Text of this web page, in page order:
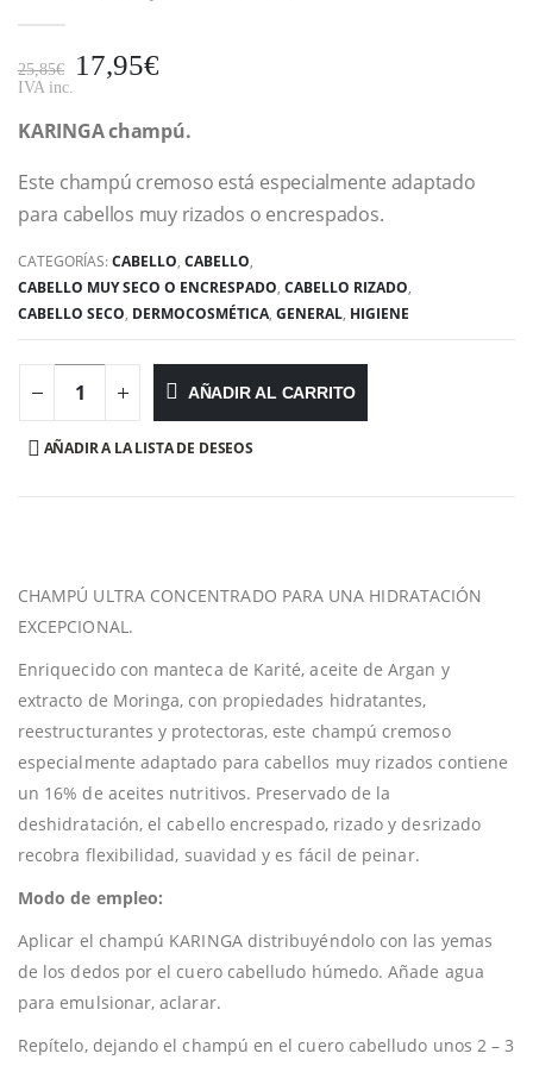
25,85€ 17,95€
IVA inc.
KARINGA champú.
Este champú cremoso está especialmente adaptado
para cabellos muy rizados o encrespados.
CATEGORÍAS:CABELLO, CABELLO,
CABELLO MUY SECO O ENCRESPADO, CABELLO RIZADO,
CABELLO SECO, DERMOCOSMÉTICA, GENERAL, HIGIENE
AÑADIR AL CARRITO
AÑADIR A LA LISTA DE DESEOS
CHAMPÚ ULTRA CONCENTRADO PARA UNA HIDRATACIÓN
EXCEPCIONAL.
Enriquecido con manteca de Karité, aceite de Argan y
extracto de Moringa, con propiedades hidratantes,
reestructurantes y protectoras, este champú cremoso
especialmente adaptado para cabellos muy rizados contiene
un 16% de aceites nutritivos. Preservado de la
deshidratación, el cabello encrespado, rizado y desrizado
recobra flexibilidad, suavidad y es fácil de peinar.
Modo de empleo:
Aplicar el champú KARINGA distribuyéndolo con las yemas
de los dedos por el cuero cabelludo húmedo. Añade agua
para emulsionar, aclarar.
Repítelo, dejando el champú en el cuero cabelludo unos 2 – 3